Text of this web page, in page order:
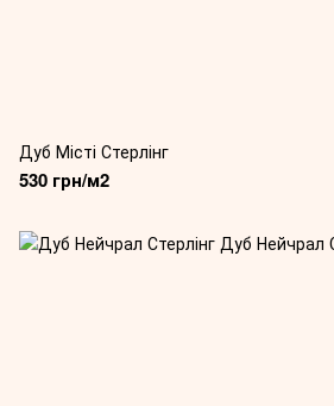
Дуб Місті Стерлінг
530 грн/м2